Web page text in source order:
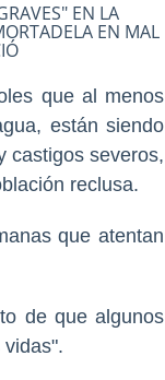
EN LA
EN MAL
que al menos
están siendo
castigos severos,
reclusa.
que atentan
de que algunos